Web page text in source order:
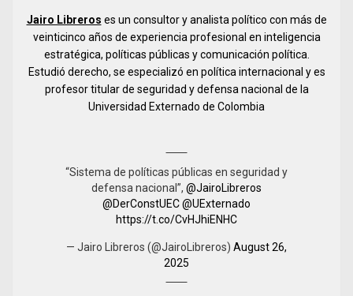
Jairo Libreros es un consultor y analista político con más de
veinticinco años de experiencia profesional en inteligencia
estratégica, políticas públicas y comunicación política.
Estudió derecho, se especializó en política internacional y es
profesor titular de seguridad y defensa nacional de la
Universidad Externado de Colombia
“Sistema de políticas públicas en seguridad y
defensa nacional”, @JairoLibreros
@DerConstUEC@UExternado
https://t.co/CvHJhiENHC
— Jairo Libreros (@JairoLibreros) August 26,
2025